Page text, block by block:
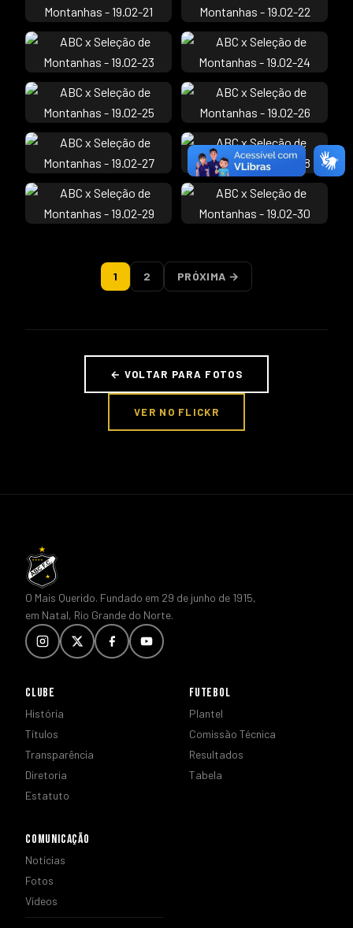
1 2 PRÓXIMA →
← VOLTAR PARA FOTOS
VER NO FLICKR
O Mais Querido. Fundado em 29 de junho de 1915,
em Natal, Rio Grande do Norte.
CLUBE
História
Títulos
Transparência
Diretoria
Estatuto
FUTEBOL
Plantel
Comissão Técnica
Resultados
Tabela
COMUNICAÇÃO
Notícias
Fotos
Vídeos